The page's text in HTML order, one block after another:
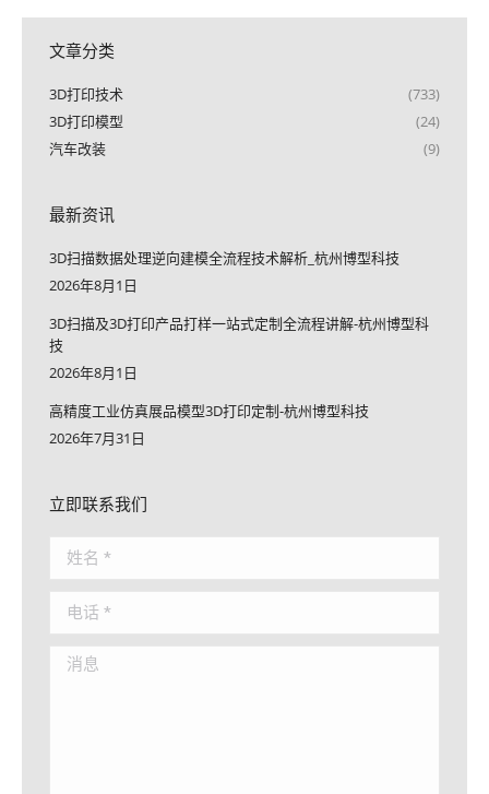
文章分类
3D打印技术
(733)
3D打印模型
(24)
汽车改装
(9)
最新资讯
3D扫描数据处理逆向建模全流程技术解析_杭州博型科技
2026年8月1日
3D扫描及3D打印产品打样一站式定制全流程讲解-杭州博型科
技
2026年8月1日
高精度工业仿真展品模型3D打印定制-杭州博型科技
2026年7月31日
立即联系我们
姓名 *
电话 *
消息